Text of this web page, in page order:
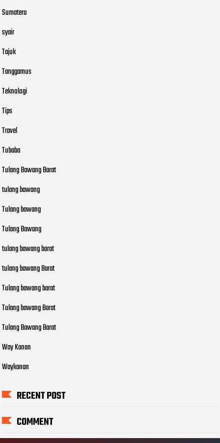
Sumatera
syair
Tajuk
Tanggamus
Teknologi
Tips
Travel
Tubaba
Tulang Bawang Barat
tulang bawang
Tulang bawang
Tulang Bawang
tulang bawang barat
tulang bawang Barat
Tulang bawang barat
Tulang bawang Barat
Tulang Bawang Barat
Way Kanan
Waykanan
RECENT POST
COMMENT